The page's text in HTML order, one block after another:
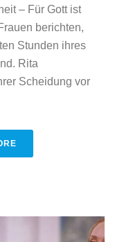
– Für Gott ist
berichten,
Stunden ihres
Rita
Scheidung vor